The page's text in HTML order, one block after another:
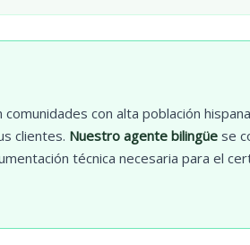
con alta población
clientes. Nuestro agente bilingüe se
técnica necesaria para el